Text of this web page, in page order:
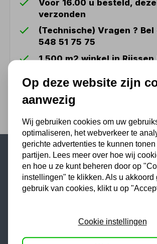
Voor 16.00 u besteld,
verzonden
(Technische) Vragen ? Bel
548 51 75 75
1.500 m2 winkel in Rijssen
Populaire categorieën
Werkplaatsinrichting
Op deze website zijn
aanwezig
Wij gebruiken cookies om uw
optimaliseren, het webverkeer te
gerichte advertenties te kunnen
partijen. Lees meer over hoe wij
en hoe u ze kunt beheren door op
instellingen" te klikken. Als u akkoord
gebruik van cookies, klikt u op
Cookie instellingen